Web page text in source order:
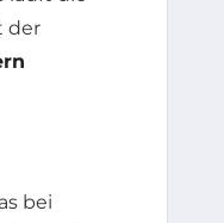
der
bei